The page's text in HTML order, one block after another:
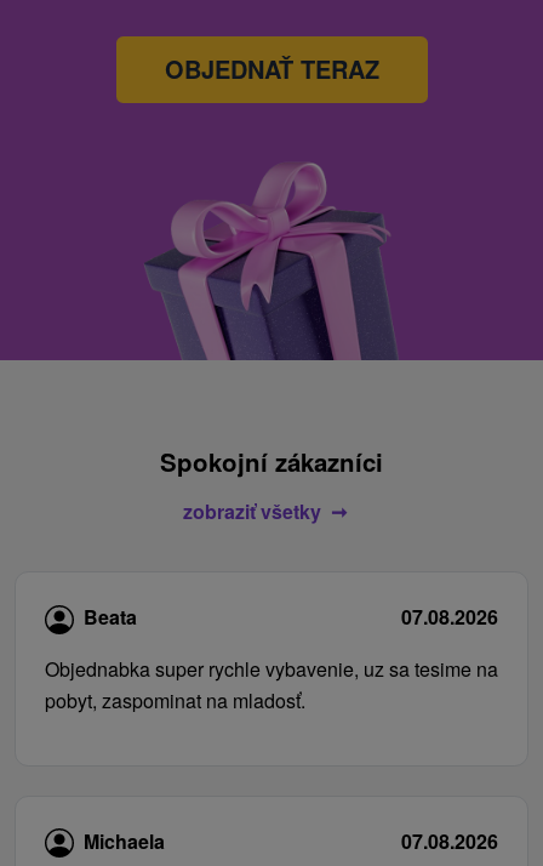
OBJEDNAŤ TERAZ
Spokojní zákazníci
zobraziť všetky
Beata
07.08.2026
Objednabka super rychle vybavenie, uz sa tesime na
pobyt, zaspominat na mladosť.
Michaela
07.08.2026